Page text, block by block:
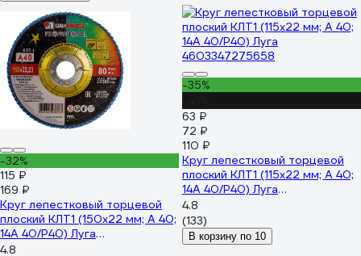
-32%
115 ₽
169 ₽
Круг лепестковый торцевой
плоский КЛТ1 (150х22 мм; А 40;
14А 40/Р40) Луга
4603347276273
4.8
-35%
63 ₽
72 ₽
110 ₽
Круг лепестковый торцевой
плоский КЛТ1 (115х22 мм; А 40;
14А 40/Р40) Луга
4603347275658
4.8
(133)
В корзину по 10